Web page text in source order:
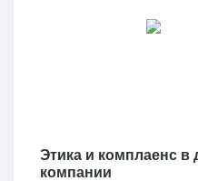
Этика и комплаенс в
компании